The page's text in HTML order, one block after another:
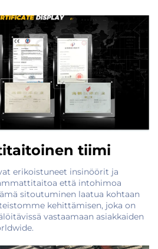
tiimi
erikoistuneet insinöörit ja
että intohimoa
sitoutuminen laatua kohtaan
kehittämisen, joka on
vastaamaan asiakkaiden